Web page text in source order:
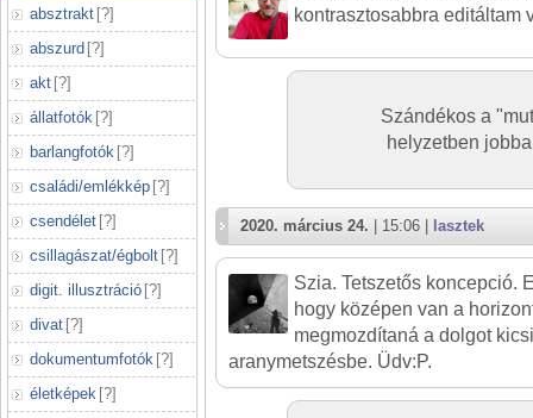
absztrakt [?]
abszurd [?]
akt [?]
állatfotók [?]
barlangfotók [?]
családi/emlékkép [?]
csendélet [?]
csillagászat/égbolt [?]
digit. illusztráció [?]
divat [?]
dokumentumfotók [?]
életképek [?]
kontrasztosabbra editáltam
Szándékos a
helyzetben
2020. március 24. | 15:06 | lasztek
Szia. Tetszetős koncepció.
hogy középen van a
megmozdítaná a dolgot
aranymetszésbe. Üdv:P.